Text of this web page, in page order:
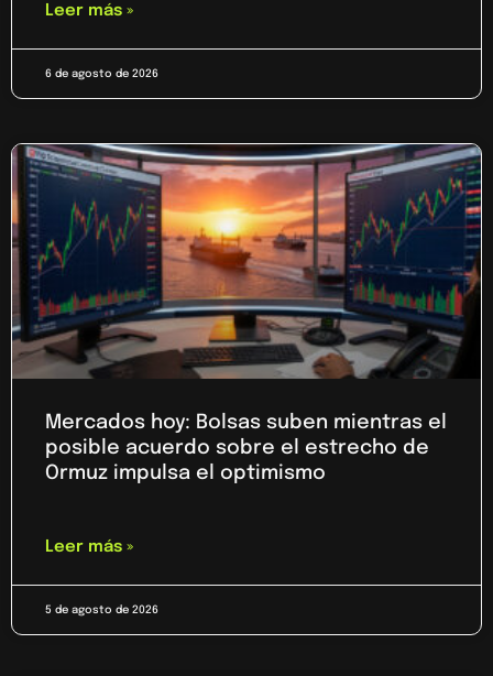
Leer más »
6 de agosto de 2026
Mercados hoy: Bolsas suben mientras el
posible acuerdo sobre el estrecho de
Ormuz impulsa el optimismo
Leer más »
5 de agosto de 2026